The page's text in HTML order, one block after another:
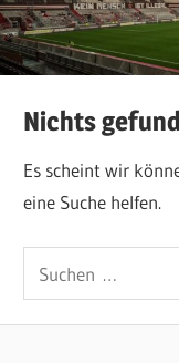
Nichts
Es scheint wir
eine Suche helfen.
nach: